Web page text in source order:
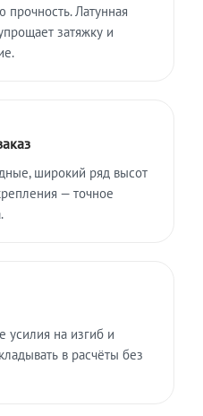
прочность. Латунная
затяжку и
широкий ряд высот
— точное
на изгиб и
в расчёты без